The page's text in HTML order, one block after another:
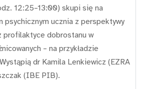
12:25–13:00) skupi się na
psychicznym ucznia z perspektywy
profilaktyce dobrostanu w
– na przykładzie
dr Kamila Lenkiewicz (EZRA
(IBE PIB).